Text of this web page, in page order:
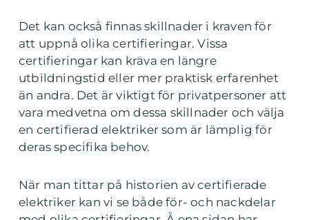
Det kan också finnas skillnader i kraven för
att uppnå olika certifieringar. Vissa
certifieringar kan kräva en längre
utbildningstid eller mer praktisk erfarenhet
än andra. Det är viktigt för privatpersoner att
vara medvetna om dessa skillnader och välja
en certifierad elektriker som är lämplig för
deras specifika behov.
När man tittar på historien av certifierade
elektriker kan vi se både för- och nackdelar